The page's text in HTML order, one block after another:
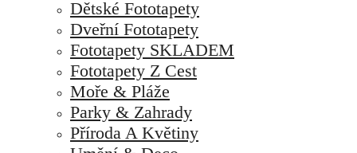
Dětské Fototapety
Dveřní Fototapety
Fototapety SKLADEM
Fototapety Z Cest
Moře & Pláže
Parky & Zahrady
Příroda A Květiny